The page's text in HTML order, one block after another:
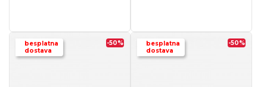
besplatna
dostava
-50%
besplatna
dostava
-50%